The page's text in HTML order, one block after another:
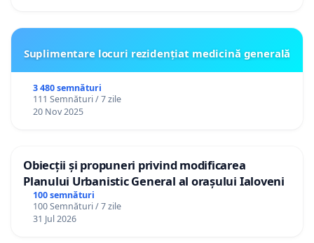
Suplimentare locuri rezidențiat medicină generală
3 480 semnături
111 Semnături / 7 zile
20 Nov 2025
Obiecții și propuneri privind modificarea
Planului Urbanistic General al orașului Ialoveni
100 semnături
100 Semnături / 7 zile
31 Jul 2026